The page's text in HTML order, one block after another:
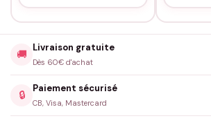
🚚
Livraison gratuite
Dès 60€ d'achat
🔒
Paiement sécurisé
CB, Visa, Mastercard